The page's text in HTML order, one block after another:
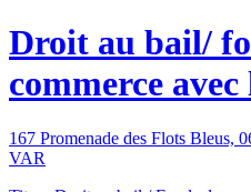
Droit au bail/
commerce
167 Promenade des Flots
VAR